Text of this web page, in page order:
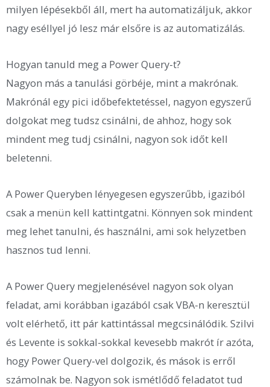
milyen lépésekből áll, mert ha automatizáljuk, akkor
nagy eséllyel jó lesz már elsőre is az automatizálás.
Hogyan tanuld meg a Power Query-t?
Nagyon más a tanulási görbéje, mint a makrónak.
Makrónál egy pici időbefektetéssel, nagyon egyszerű
dolgokat meg tudsz csinálni, de ahhoz, hogy sok
mindent meg tudj csinálni, nagyon sok időt kell
beletenni.
A Power Queryben lényegesen egyszerűbb, igaziból
csak a menün kell kattintgatni. Könnyen sok mindent
meg lehet tanulni, és használni, ami sok helyzetben
hasznos tud lenni.
A Power Query megjelenésével nagyon sok olyan
feladat, ami korábban igazából csak VBA-n keresztül
volt elérhető, itt pár kattintással megcsinálódik. Szilvi
és Levente is sokkal-sokkal kevesebb makrót ír azóta,
hogy Power Query-vel dolgozik, és mások is erről
számolnak be. Nagyon sok ismétlődő feladatot tud